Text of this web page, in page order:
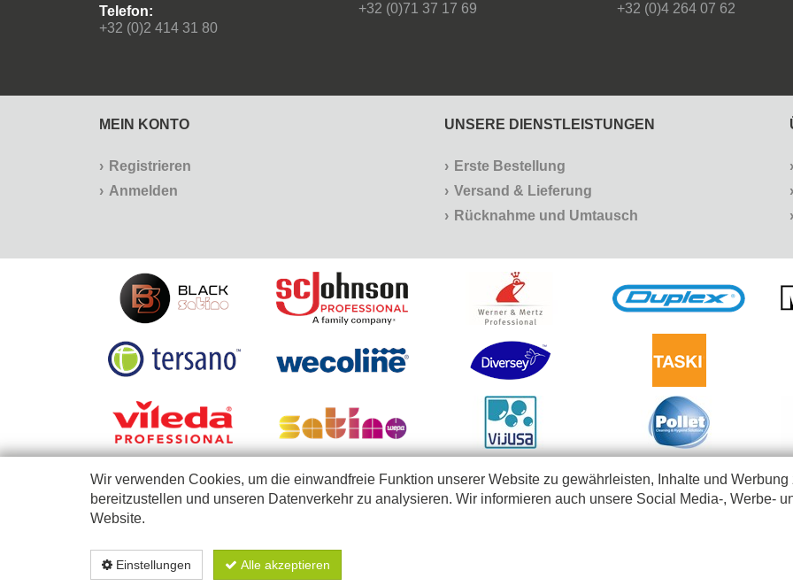
Wir verwenden Cookies, um die einwandfreie Funktion unserer Website zu gewährleisten, Inhalte und
bereitzustellen und unseren Datenverkehr zu analysieren. Wir informieren auch unsere Social Media-, Werbe-
Website.
Einstellungen Alle akzeptieren
Telefon:
+32 (0)2 414 31 80
+32 (0)71 37 17 69
+32 (0)4 264 07 62
MEIN KONTO
Registrieren
Anmelden
UNSERE DIENSTLEISTUNGEN
Erste Bestellung
Versand & Lieferung
Rücknahme und Umtausch